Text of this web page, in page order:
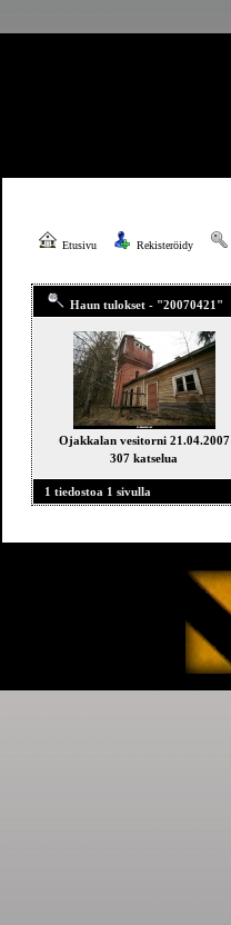
Etusivu Rekisteröidy
Haun tulokset - "20070421"
Ojakkalan vesitorni 21.04.2007
307 katselua
1 tiedostoa 1 sivulla